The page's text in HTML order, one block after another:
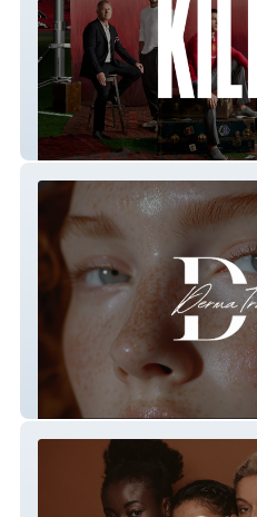
Killer Art Production
Derma Transform